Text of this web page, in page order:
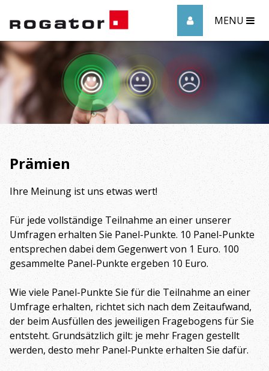
MENU
Prämien
Ihre Meinung ist uns etwas wert!
Für jede vollständige Teilnahme an einer unserer
Umfragen erhalten Sie Panel-Punkte. 10 Panel-Punkte
entsprechen dabei dem Gegenwert von 1 Euro. 100
gesammelte Panel-Punkte ergeben 10 Euro.
Wie viele Panel-Punkte Sie für die Teilnahme an einer
Umfrage erhalten, richtet sich nach dem Zeitaufwand,
der beim Ausfüllen des jeweiligen Fragebogens für Sie
entsteht. Grundsätzlich gilt: je mehr Fragen gestellt
werden, desto mehr Panel-Punkte erhalten Sie dafür.